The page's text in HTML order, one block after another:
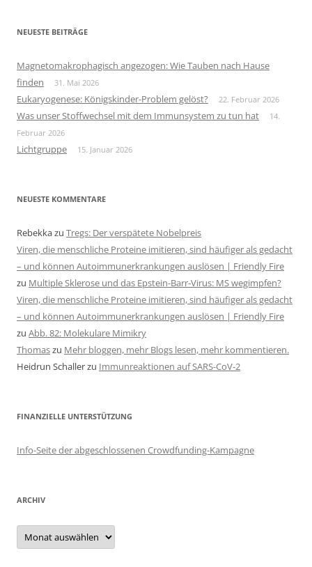
NEUESTE BEITRÄGE
Magnetomakrophagisch angezogen: Wie Tauben nach Hause
finden
31. Mai 2026
Eukaryogenese: Königskinder-Problem gelöst? 22. Februar 2026
Was unser Stoffwechsel mit dem Immunsystem zu tun hat
14.
Februar 2026
Lichtgruppe 15. Januar 2026
NEUESTE KOMMENTARE
Rebekkazu Tregs: Der verspätete Nobelpreis
Viren, die menschliche Proteine imitieren, sind häufiger als gedacht
– und können Autoimmunerkrankungen auslösen | Friendly Fire
zu Multiple Sklerose und das Epstein-Barr-Virus: MS wegimpfen?
Viren, die menschliche Proteine imitieren, sind häufiger als gedacht
– und können Autoimmunerkrankungen auslösen | Friendly Fire
zu Abb. 82: Molekulare Mimikry
Thomaszu Mehr bloggen, mehr Blogs lesen, mehr kommentieren.
Heidrun Schallerzu Immunreaktionen auf SARS-CoV-2
FINANZIELLE UNTERSTÜTZUNG
Info-Seite der abgeschlossenen Crowdfunding-Kampagne
ARCHIV
Archiv